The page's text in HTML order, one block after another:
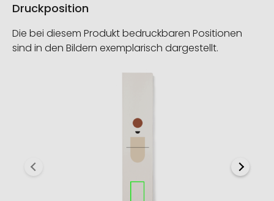
Druckposition
Die bei diesem Produkt bedruckbaren Positionen
sind in den Bildern exemplarisch dargestellt.